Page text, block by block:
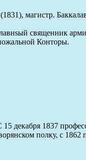
магистр.
священник
Конторы.
декабря 1837
полку, с